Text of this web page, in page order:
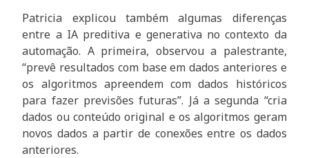
Patricia explicou também algumas diferenças
entre a IA preditiva e generativa no contexto da
automação. A primeira, observou a palestrante,
“prevê resultados com base em dados anteriores e
os algoritmos apreendem com dados históricos
para fazer previsões futuras”. Já a segunda “cria
dados ou conteúdo original e os algoritmos geram
novos dados a partir de conexões entre os dados
anteriores.